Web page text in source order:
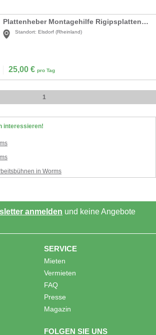
Plattenheber Montagehilfe Rigipsplattenheber Deckenmontage
Standort: Elsdorf (Rheinland)
25,00 € pro Tag
1
interessieren!
in Worms
anmelden und keine Angebote
SERVICE
Mieten
Vermieten
FAQ
Presse
Magazin
FOLGEN SIE UNS